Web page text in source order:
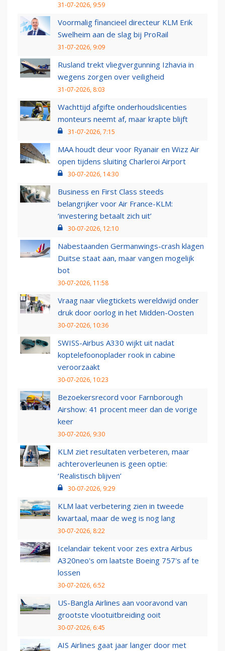
31-07-2026, 9:59
Voormalig financieel directeur KLM Erik
Swelheim aan de slag bij ProRail
31-07-2026, 9:09
Rusland trekt vliegvergunning Izhavia in
wegens zorgen over veiligheid
31-07-2026, 8:03
Wachttijd afgifte onderhoudslicenties
monteurs neemt af, maar krapte blijft
31-07-2026, 7:15
MAA houdt deur voor Ryanair en Wizz Air
open tijdens sluiting Charleroi Airport
30-07-2026, 14:30
Business en First Class steeds
belangrijker voor Air France-KLM:
‘investering betaalt zich uit’
30-07-2026, 12:10
Nabestaanden Germanwings-crash klagen
Duitse staat aan, maar vangen mogelijk
bot
30-07-2026, 11:58
Vraag naar vliegtickets wereldwijd onder
druk door oorlog in het Midden-Oosten
30-07-2026, 10:36
SWISS-Airbus A330 wijkt uit nadat
koptelefoonoplader rook in cabine
veroorzaakt
30-07-2026, 10:23
Bezoekersrecord voor Farnborough
Airshow: 41 procent meer dan de vorige
keer
30-07-2026, 9:30
KLM ziet resultaten verbeteren, maar
achteroverleunen is geen optie:
‘Realistisch blijven’
30-07-2026, 9:29
KLM laat verbetering zien in tweede
kwartaal, maar de weg is nog lang
30-07-2026, 8:22
Icelandair tekent voor zes extra Airbus
A320neo's om laatste Boeing 757's af te
lossen
30-07-2026, 6:52
US-Bangla Airlines aan vooravond van
grootste vlootuitbreiding ooit
30-07-2026, 6:45
AIS Airlines gaat jaar langer door met